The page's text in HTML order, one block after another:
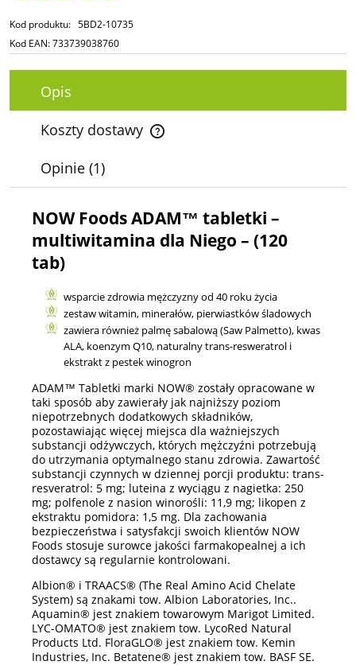
Kod produktu: 5BD2-10735
Kod EAN:733739038760
Opis
Koszty dostawy
Cena nie zawiera ewentualnych kosztów płatności
Opinie (1)
NOW Foods ADAM™ tabletki –
multiwitamina dla Niego – (120
tab)
wsparcie zdrowia mężczyzny od 40 roku życia
zestaw witamin, minerałów, pierwiastków śladowych
zawiera również palmę sabalową (Saw Palmetto), kwas
ALA, koenzym Q10, naturalny trans-resweratrol i
ekstrakt z pestek winogron
ADAM™ Tabletki marki NOW® zostały opracowane w
taki sposób aby zawierały jak najniższy poziom
niepotrzebnych dodatkowych składników,
pozostawiając więcej miejsca dla ważniejszych
substancji odżywczych, których mężczyźni potrzebują
do utrzymania optymalnego stanu zdrowia. Zawartość
substancji czynnych w dziennej porcji produktu: trans-
resveratrol: 5 mg; luteina z wyciągu z nagietka: 250
mg; polfenole z nasion winorośli: 11,9 mg; likopen z
ekstraktu pomidora: 1,5 mg. Dla zachowania
bezpieczeństwa i satysfakcji swoich klientów NOW
Foods stosuje surowce jakości farmakopealnej a ich
dostawcy są regularnie kontrolowani.
Albion® i TRAACS® (The Real Amino Acid Chelate
System) są znakami tow. Albion Laboratories, Inc..
Aquamin® jest znakiem towarowym Marigot Limited.
LYC-OMATO® jest znakiem tow. LycoRed Natural
Products Ltd. FloraGLO® jest znakiem tow. Kemin
Industries, Inc. Betatene® jest znakiem tow. BASF SE.